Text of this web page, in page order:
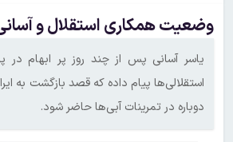
وضعیت همکاری استقلال و
یاسر آسانی پس از چند روز پر ابهام در
استقلالی‌ها پیام داده که قصد بازگشت به
دوباره در تمرینات آبی‌ها حاضر شود.